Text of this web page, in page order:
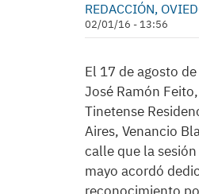
REDACCIÓN,
02/01/16 - 13:56
El 17 de agosto
José Ramón
Tinetense
Aires, Venancio
calle que la
mayo acordó